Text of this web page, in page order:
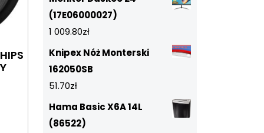
(17E06000027)
1 009.80zł
Knipex Nóż Monterski
162050SB
51.70zł
Hama Basic X6A 14L
(86522)